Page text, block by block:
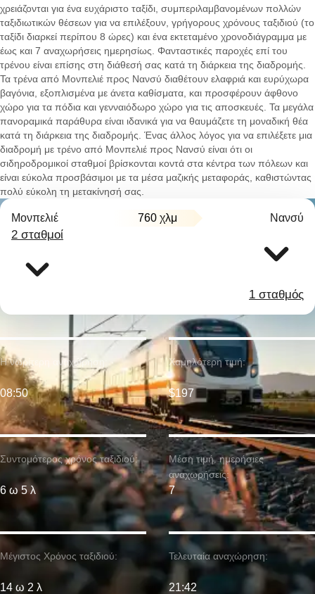
χρειάζονται για ένα ευχάριστο ταξίδι, συμπεριλαμβανομένων πολλών
ταξιδιωτικών θέσεων για να επιλέξουν, γρήγορους χρόνους ταξιδιού (το
ταξίδι διαρκεί περίπου 8 ώρες) και ένα εκτεταμένο χρονοδιάγραμμα με
έως και 7 αναχωρήσεις ημερησίως. Φανταστικές παροχές επί του
τρένου είναι επίσης στη διάθεσή σας κατά τη διάρκεια της διαδρομής.
Τα τρένα από Μονπελιέ προς Νανσύ διαθέτουν ελαφριά και ευρύχωρα
βαγόνια, εξοπλισμένα με άνετα καθίσματα, και προσφέρουν άφθονο
χώρο για τα πόδια και γενναιόδωρο χώρο για τις αποσκευές. Τα μεγάλα
πανοραμικά παράθυρα είναι ιδανικά για να θαυμάζετε τη μοναδική θέα
κατά τη διάρκεια της διαδρομής. Ένας άλλος λόγος για να επιλέξετε μια
διαδρομή με τρένο από Μονπελιέ προς Νανσύ είναι ότι οι
σιδηροδρομικοί σταθμοί βρίσκονται κοντά στα κέντρα των πόλεων και
είναι εύκολα προσβάσιμοι με τα μέσα μαζικής μεταφοράς, καθιστώντας
πολύ εύκολη τη μετακίνησή σας.
Μονπελιέ 760 χλμ Νανσύ
2 σταθμοί
1 σταθμός
Συντομότερος χρόνος ταξιδιού:
6 ω 5 λ
Η νωρίτερη αναχώρηση:
08:50
Μέγιστος Χρόνος ταξιδιού:
14 ω 2 λ
Χαμηλότερη τιμή:
$197
Μέση τιμή. ημερήσιες
αναχωρήσεις:
7
Τελευταία αναχώρηση:
21:42